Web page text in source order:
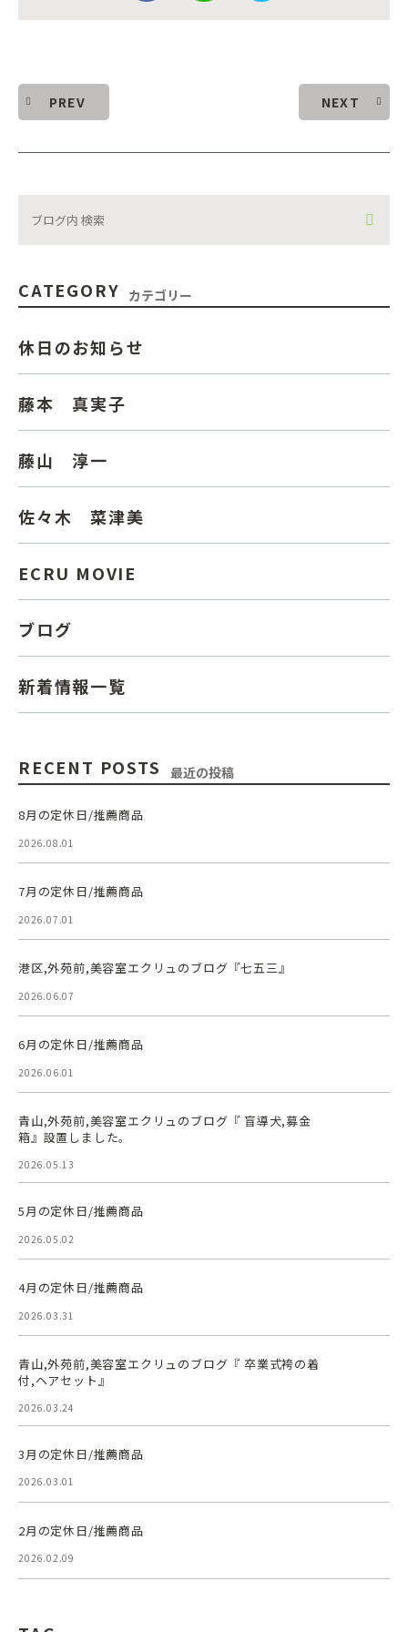
PREV NEXT
CATEGORY カテゴリー
休日のお知らせ
藤本 真実子
藤山 淳一
佐々木 菜津美
ECRU MOVIE
ブログ
新着情報一覧
RECENT POSTS 最近の投稿
8月の定休日/推薦商品
2026.08.01
7月の定休日/推薦商品
2026.07.01
港区,外苑前,美容室エクリュのブログ『七五三』
2026.06.07
6月の定休日/推薦商品
2026.06.01
青山,外苑前,美容室エクリュのブログ『 盲導犬,募金
箱』設置しました。
2026.05.13
5月の定休日/推薦商品
2026.05.02
4月の定休日/推薦商品
2026.03.31
青山,外苑前,美容室エクリュのブログ『 卒業式袴の着
付,ヘアセット』
2026.03.24
3月の定休日/推薦商品
2026.03.01
2月の定休日/推薦商品
2026.02.09